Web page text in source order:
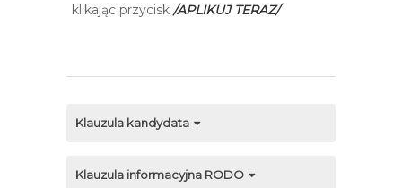
klikając przycisk /APLIKUJ TERAZ/
Klauzula kandydata
Klauzula informacyjna RODO